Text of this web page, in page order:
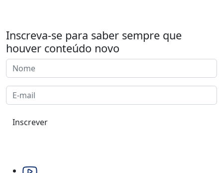
Inscreva-se para saber sempre que
houver conteúdo novo
Inscrever